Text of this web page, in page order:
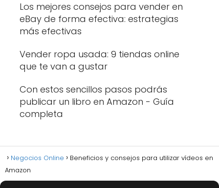
Los mejores consejos para vender en
eBay de forma efectiva: estrategias
más efectivas
Vender ropa usada: 9 tiendas online
que te van a gustar
Con estos sencillos pasos podrás
publicar un libro en Amazon - Guía
completa
Negocios Online
Beneficios y consejos para utilizar vídeos en
Amazon